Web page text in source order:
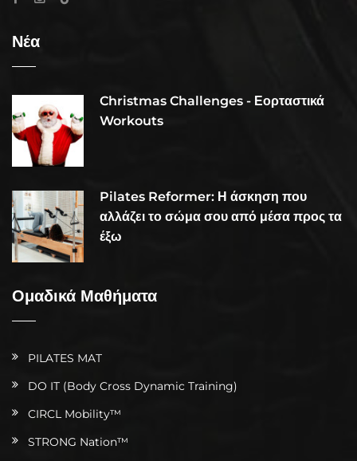
Νέα
Christmas Challenges - Εορταστικά
Workouts
Pilates Reformer: Η άσκηση που
αλλάζει το σώμα σου από μέσα προς τα
έξω
Ομαδικά Μαθήματα
PILATES MAT
DO IT (Body Cross Dynamic Training)
CIRCL Mobility™
STRONG Nation™